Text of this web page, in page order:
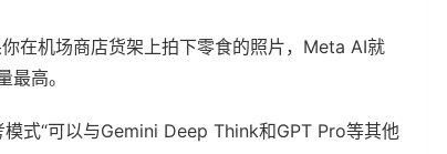
在机场商店货架上拍下零食的照片，Meta AI就
高。
式“可以与Gemini Deep Think和GPT Pro等其他